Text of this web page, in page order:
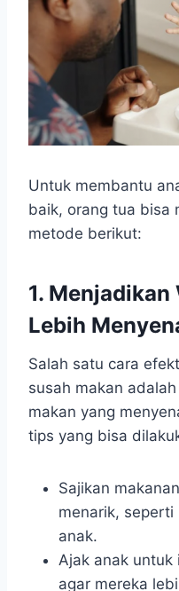
Untuk membantu
baik, orang tua bisa
metode berikut:
1.
Lebih
Salah satu cara
susah makan
makan yang
tips yang bisa
Sajikan
menarik,
anak.
Ajak anak untuk
agar mereka